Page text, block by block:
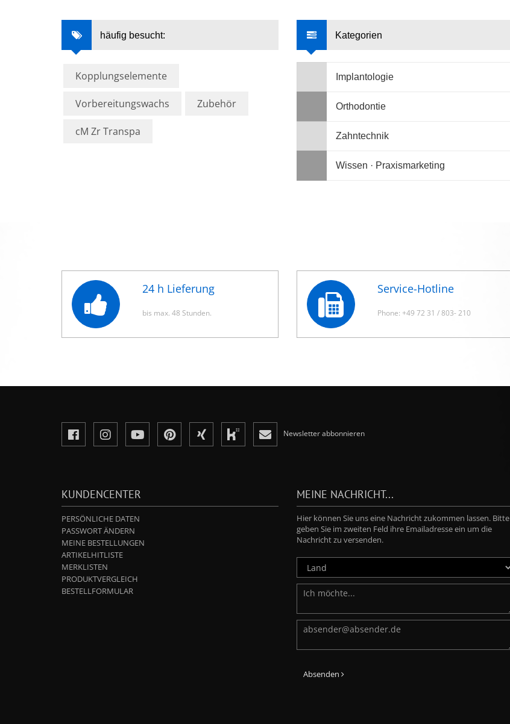
häufig besucht:
Kopplungselemente
Vorbereitungswachs Zubehör
cM Zr Transpa
Kategorien
Implantologie
Orthodontie
Zahntechnik
Wissen · Praxismarketing
24 h Lieferung
bis max. 48 Stunden.
Service-Hotline
Phone: +49 72 31 / 803- 210
Newsletter abbonnieren
KUNDENCENTER
PERSÖNLICHE DATEN
PASSWORT ÄNDERN
MEINE BESTELLUNGEN
ARTIKELHITLISTE
MERKLISTEN
PRODUKTVERGLEICH
BESTELLFORMULAR
MEINE NACHRICHT...
Hier können Sie uns eine Nachricht zukommen lassen. Bitte
geben Sie im zweiten Feld ihre Emailadresse ein um die
Nachricht zu versenden.
Absenden